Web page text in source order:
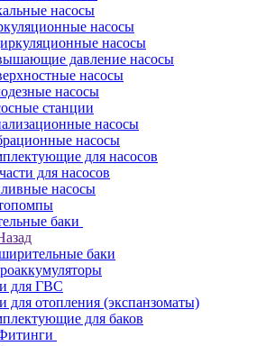
насосы
насосы
насосы
давление насосы
насосы
насосы
станции
насосы
насосы
для насосов
для насосов
насосы
баки
баки
для ГВС
для отопления (экспанзоматы)
для баков